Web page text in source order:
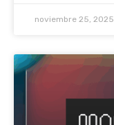
noviembre 25, 2025